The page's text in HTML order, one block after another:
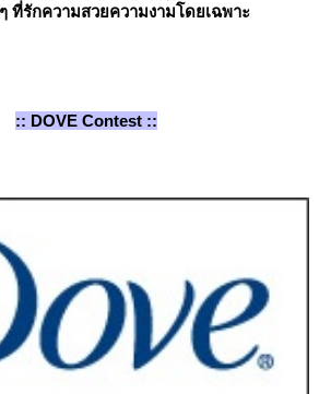
ที่รักความสวยความงามโดยเฉพาะ
:: DOVE Contest ::